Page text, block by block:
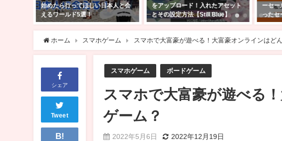
をアップロード！入れたアセット
とその設定方法【Still Blue】
ーセール商品はどれ？私の気にな
ったセール品を紹介
う！ア
きる方
ホーム スマホゲーム スマホで大富豪が遊べる！大富豪オンラインはど
シェア
Tweet
B!
スマホゲーム ボードゲーム
スマホで大富豪が遊べる
ゲーム？
2022年5月6日 2022年12月19日